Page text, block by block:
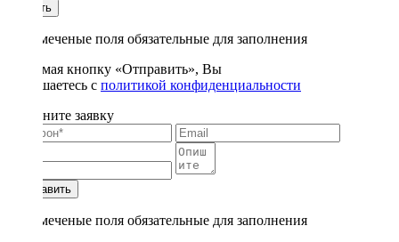
Купить
* - отмеченые поля обязательные для заполнения
Нажимая кнопку «Отправить», Вы
соглашаетесь с политикой конфиденциальности
Заполните заявку
Отправить
* - отмеченые поля обязательные для заполнения